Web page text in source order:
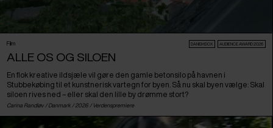
Film DANISH:DOX AUDIENCE AWARD 2026
ALLE OS OG SILOEN
En flok kreative ildsjæle vil gøre den gamle betonsilo på havnen i
Stubbekøbing til et kunstnerisk vartegn for byen. Så nu skal byen vælge: Skal
siloen rives ned – eller skal den lille by drømme stort?
Carina Randløv / Danmark / 2026 / Verdenspremiere